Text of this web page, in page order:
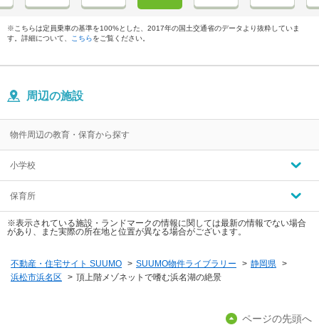
※こちらは定員乗車の基準を100%とした、2017年の国土交通省のデータより抜粋していま
す。詳細について、
こちらをご覧ください。
周辺の施設
物件周辺の教育・保育から探す
小学校
保育所
※表示されている施設・ランドマークの情報に関しては最新の情報でない場合
があり、また実際の所在地と位置が異なる場合がございます。
不動産・住宅サイト SUUMO > SUUMO物件ライブラリー > 静岡県 >
浜松市浜名区
> 頂上階メゾネットで嗜む浜名湖の絶景
ページの先頭へ